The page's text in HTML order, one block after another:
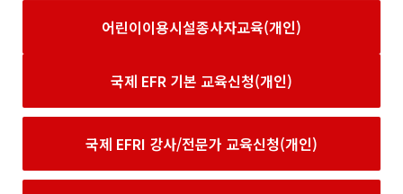
어린이이용시설종사자교육(개인)
국제 EFR 기본 교육신청(개인)
국제 EFRI 강사/전문가 교육신청(개인)